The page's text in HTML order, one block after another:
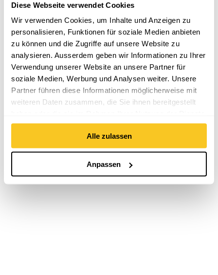
Diese Webseite verwendet Cookies
Wir verwenden Cookies, um Inhalte und Anzeigen zu
personalisieren, Funktionen für soziale Medien anbieten
zu können und die Zugriffe auf unsere Website zu
analysieren. Ausserdem geben wir Informationen zu Ihrer
Verwendung unserer Website an unsere Partner für
soziale Medien, Werbung und Analysen weiter. Unsere
Partner führen diese Informationen möglicherweise mit
weiteren Daten zusammen, die Sie ihnen bereitgestellt
gesammelt haben.
Alle zulassen
Anpassen